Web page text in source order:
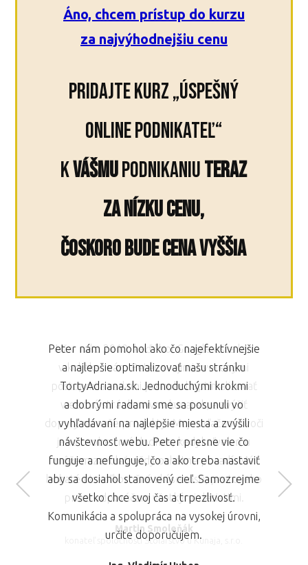
Áno, chcem prístup do kurzu
za najvýhodnejšiu cenu
Pridajte kurz „úspešný
online podnikateľ“
kVÁŠMUpodnikaniuTERAZ
za nízku cenu,
čoskoro bude cena vyššia
Peter nám pomohol ako čo najefektívnejšie
a najlepšie optimalizovať našu stránku
TortyAdriana.sk. Jednoduchými krokmi
a dobrými radami sme sa posunuli vo
vyhľadávaní na najlepšie miesta a zvýšili
návštevnosť webu. Peter presne vie čo
funguje a nefunguje, čo a ako treba nastaviť
aby sa dosiahol stanovený cieľ. Samozrejme
všetko chce svoj čas a trpezlivosť.
Komunikácia a spolupráca na vysokej úrovni,
určite doporučujem.
Už v roku 2010, keď "bol Google ešte len
v kolíske" nám Peter svojimi overenými
postupmi a radami pomohol optimalizovať
webovú stránku www.kunaj.sk, a zvýšiť
dopyty na naše produkty. Moja vďačnosť voči
jeho osobe trvá dodnes, kedykoľvek mu
môžem zavolať, vždy ochotne poradí. Má
bohaté niekoľkoročné skúsenosti, preto jeho
prácu odporúčam všetkými desiatimi.
Martin Smoleňák
konateľ spoločnosti Stolárstvo u Kunaja, s.r.o.
Slavomír Smoleňák
konateľ spoločností iZlato s.r.o.